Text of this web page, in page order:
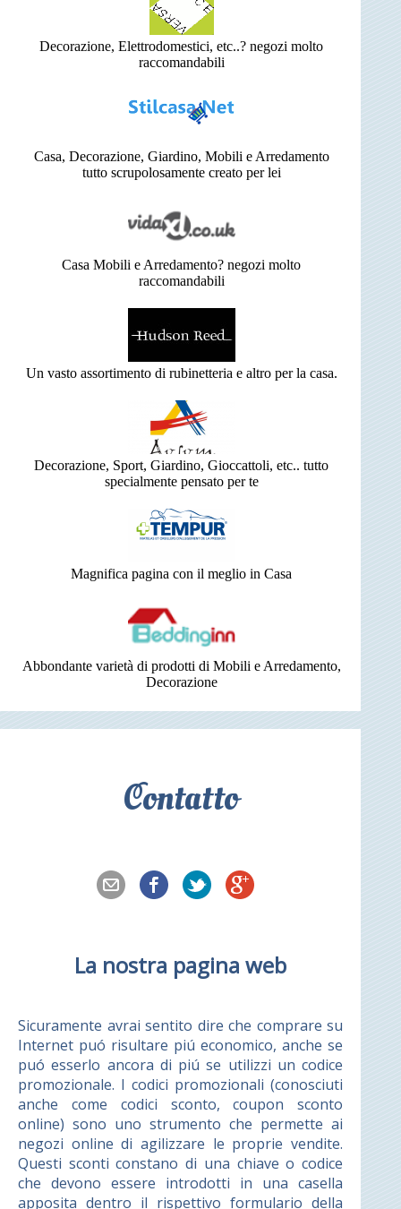
Decorazione, Elettrodomestici, etc..? negozi molto
raccomandabili
Casa, Decorazione, Giardino, Mobili e Arredamento
tutto scrupolosamente creato per lei
Casa Mobili e Arredamento? negozi molto
raccomandabili
Un vasto assortimento di rubinetteria e altro per la casa.
Decorazione, Sport, Giardino, Gioccattoli, etc.. tutto
specialmente pensato per te
Magnifica pagina con il meglio in Casa
Abbondante varietà di prodotti di Mobili e Arredamento,
Decorazione
Contatto
La nostra pagina web
Sicuramente avrai sentito dire che comprare su
Internet puó risultare piú economico, anche se
puó esserlo ancora di piú se utilizzi un codice
promozionale. I codici promozionali (conosciuti
anche come codici sconto, coupon sconto
online) sono uno strumento che permette ai
negozi online di agilizzare le proprie vendite.
Questi sconti constano di una chiave o codice
che devono essere introdotti in una casella
apposita dentro il rispettivo formulario della